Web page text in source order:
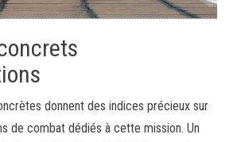
donnent des indices précieux sur
de combat dédiés à cette mission. Un